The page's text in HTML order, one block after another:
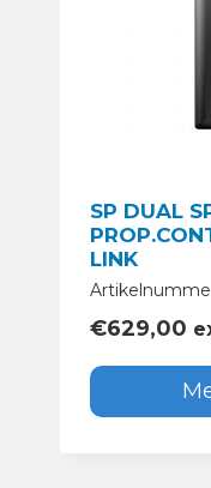
SP DUAL
LINK
€629,00